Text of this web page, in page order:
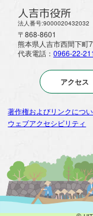
人吉市役所
法人番号:9000020432032
〒868-8601
熊本県人吉市西間下町
代表電話： 0966-22-
アクセス
著作権およびリンクにつ
ウェブアクセシビリティ